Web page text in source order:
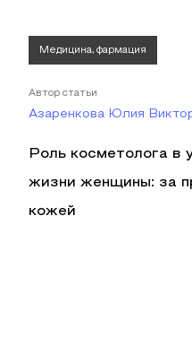
Медицина, фармация
Автор статьи
Азаренкова Юлия
Роль косметолога в
жизни женщины: за
кожей